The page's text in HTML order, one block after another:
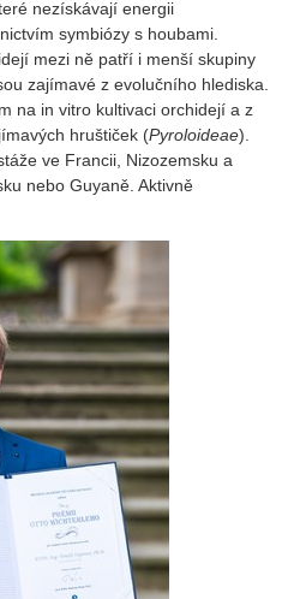
nezískávají energii
symbiózy s houbami.
mezi ně patří i menší skupiny
zajímavé z evolučního hlediska.
na in vitro kultivaci orchidejí a z
hruštiček (Pyroloideae).
ve Francii, Nizozemsku a
nebo Guyaně. Aktivně